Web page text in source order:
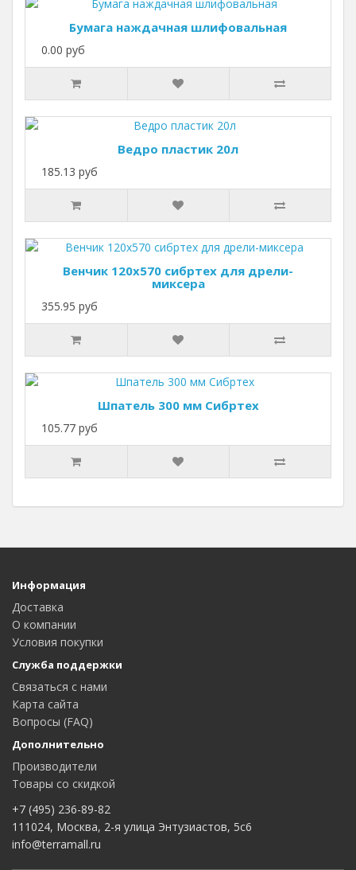
Бумага наждачная шлифовальная
0.00 руб
Ведро пластик 20л
185.13 руб
Венчик 120х570 сибртех для дрели-
миксера
355.95 руб
Шпатель 300 мм Сибртех
105.77 руб
Информация
Доставка
О компании
Условия покупки
Служба поддержки
Связаться с нами
Карта сайта
Вопросы (FAQ)
Дополнительно
Производители
Товары со скидкой
+7 (495) 236-89-82
111024, Москва, 2-я улица Энтузиастов, 5с6
info@terramall.ru